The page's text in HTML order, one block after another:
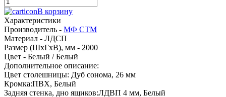
В корзину
Характеристики
Производитель - МФ СТМ
Материал - ЛДСП
Размер (ШхГхВ), мм - 2000
Цвет - Белый / Белый
Дополнительное описание:
Цвет столешницы: Дуб сонома, 26 мм
Кромка:ПВХ, Белый
Задняя стенка, дно ящиков:ЛДВП 4 мм, Белый